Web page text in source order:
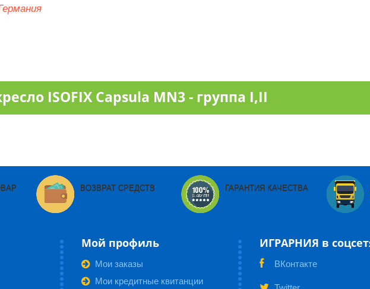
ISOFIX Capsula MN3 - группа I,II
ВОЗВРАТ СРЕДСТВ ГАРАНТИЯ КАЧЕСТВА
Мой профиль
Мои заказы
Мои кредитные квитанции
ИГРАРНИЯ в
ВКонтакте